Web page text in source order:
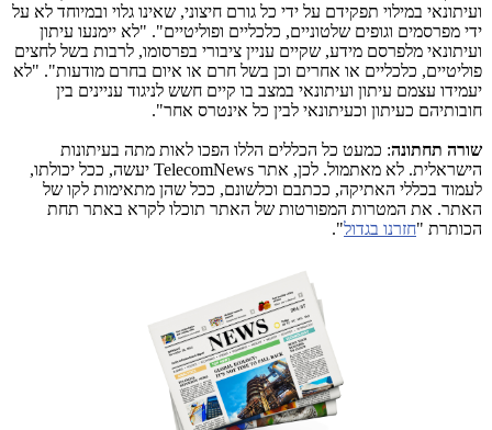
ועיתונאי במילוי תפקידם על ידי כל גורם חיצוני, שאינו גלוי ובמיוחד לא על
ידי מפרסמים וגופים שלטוניים, כלכליים ופוליטיים". "לא יימנעו עיתון
ועיתונאי מלפרסם מידע, שקיים עניין ציבורי בפרסומו, לרבות בשל לחצים
פוליטיים, כלכליים או אחרים וכן בשל חרם או איום בחרם מודעות". "לא
יעמידו עצמם עיתון ועיתונאי במצב בו קיים חשש לניגוד עניינים בין
חובותיהם כעיתון וכעיתונאי לבין כל אינטרס אחר".
שורה תחתונה: כמעט כל הכללים הללו הפכו לאות מתה בעיתונות
הישראלית. לא מאתמול. לכן, אתר TelecomNews יעשה, ככל יכולתו,
לעמוד בכללי האתיקה, ככתבם וכלשונם, ככל שהן מתאימות לקו של
האתר. את המטרות המפורטות של האתר תוכלו לקרא באתר תחת
הכותרת "חזרנו בגדול".